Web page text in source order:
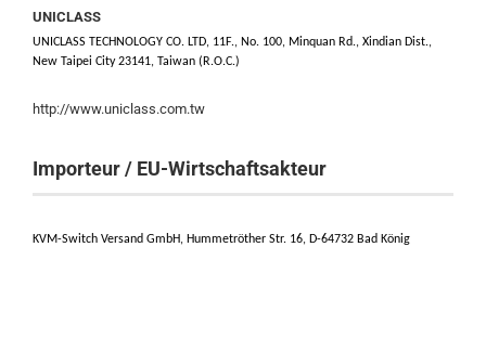
UNICLASS
UNICLASS TECHNOLOGY CO. LTD, 11F., No. 100, Minquan Rd., Xindian Dist.,
New Taipei City 23141, Taiwan (R.O.C.)
http://www.uniclass.com.tw
Importeur / EU-Wirtschaftsakteur
KVM-Switch Versand GmbH, Hummetröther Str. 16, D-64732 Bad König